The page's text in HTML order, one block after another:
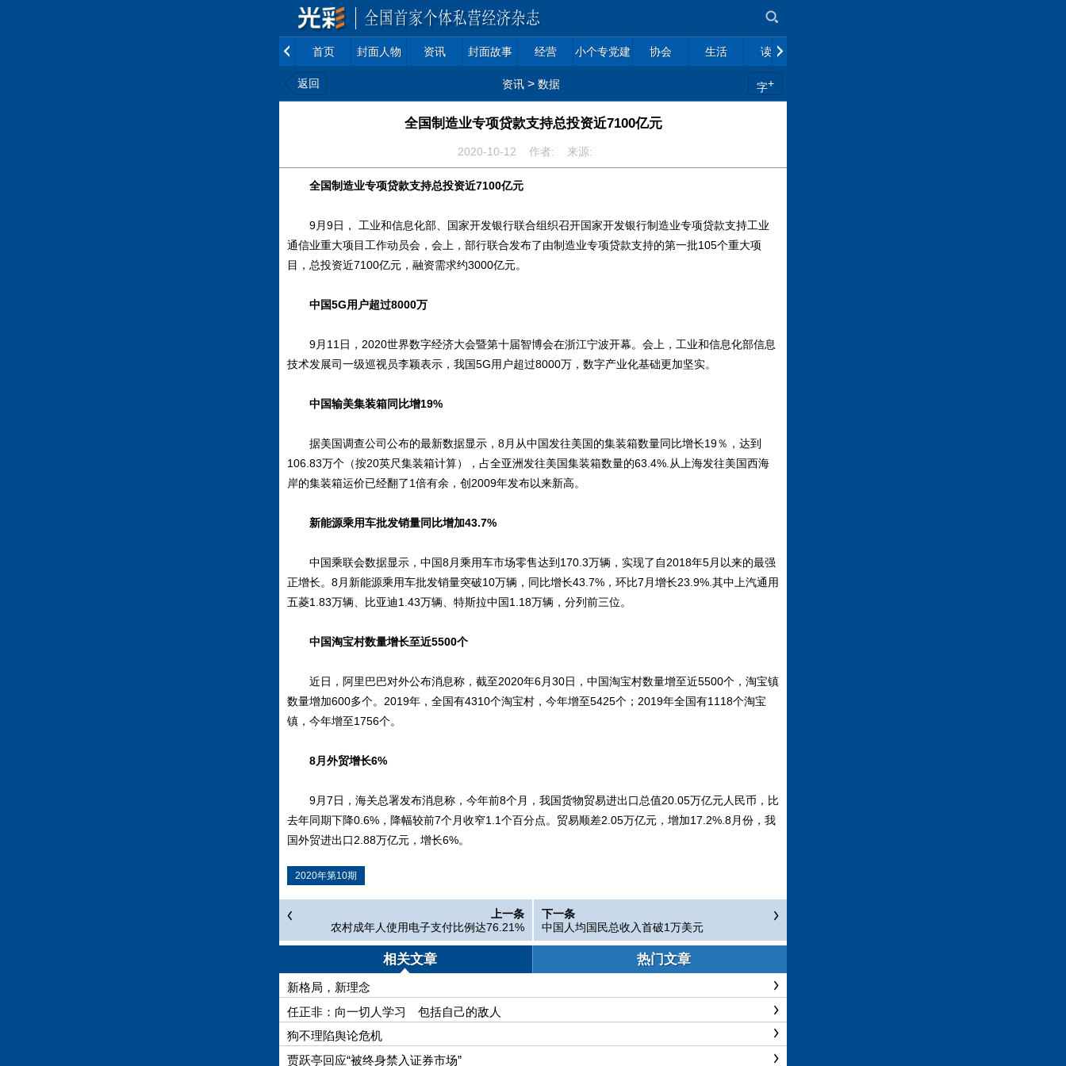
首页 封面人物 资讯 封面故事 经营 小个专党建 协会 生活 读书
返回 资讯 > 数据 字+
全国制造业专项贷款支持总投资近7100亿元
2020-10-12 作者: 来源:
全国制造业专项贷款支持总投资近7100亿元
9月9日， 工业和信息化部、国家开发银行联合组织召开国家开发银行制造业专项贷款支持工业
通信业重大项目工作动员会，会上，部行联合发布了由制造业专项贷款支持的第一批105个重大项
目，总投资近7100亿元，融资需求约3000亿元。
中国5G用户超过8000万
9月11日，2020世界数字经济大会暨第十届智博会在浙江宁波开幕。会上，工业和信息化部信息
技术发展司一级巡视员李颖表示，我国5G用户超过8000万，数字产业化基础更加坚实。
中国输美集装箱同比增19%
据美国调查公司公布的最新数据显示，8月从中国发往美国的集装箱数量同比增长19％，达到
106.83万个（按20英尺集装箱计算），占全亚洲发往美国集装箱数量的63.4%.从上海发往美国西海
岸的集装箱运价已经翻了1倍有余，创2009年发布以来新高。
新能源乘用车批发销量同比增加43.7%
中国乘联会数据显示，中国8月乘用车市场零售达到170.3万辆，实现了自2018年5月以来的最强
正增长。8月新能源乘用车批发销量突破10万辆，同比增长43.7%，环比7月增长23.9%.其中上汽通用
五菱1.83万辆、比亚迪1.43万辆、特斯拉中国1.18万辆，分列前三位。
中国淘宝村数量增长至近5500个
近日，阿里巴巴对外公布消息称，截至2020年6月30日，中国淘宝村数量增至近5500个，淘宝镇
数量增加600多个。2019年，全国有4310个淘宝村，今年增至5425个；2019年全国有1118个淘宝
镇，今年增至1756个。
8月外贸增长6%
9月7日，海关总署发布消息称，今年前8个月，我国货物贸易进出口总值20.05万亿元人民币，比
去年同期下降0.6%，降幅较前7个月收窄1.1个百分点。贸易顺差2.05万亿元，增加17.2%.8月份，我
国外贸进出口2.88万亿元，增长6%。
2020年第10期
上一条
农村成年人使用电子支付比例达76.21%
下一条
中国人均国民总收入首破1万美元
相关文章 热门文章
新格局，新理念
任正非：向一切人学习 包括自己的敌人
狗不理陷舆论危机
贾跃亭回应“被终身禁入证券市场”